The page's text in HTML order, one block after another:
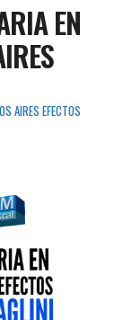
EN
AIRES EFECTOS